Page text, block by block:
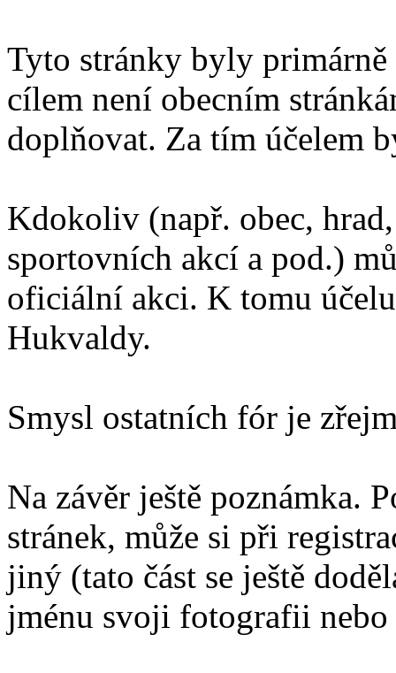
Tyto stránky byly
cílem není obecním
doplňovat. Za tím účelem
Kdokoliv (např. obec,
sportovních akcí a pod.)
oficiální akci. K tomu
Hukvaldy.
Smysl ostatních fór je
Na závěr ještě poznámka.
stránek, může si při
jiný (tato část se ještě
jménu svoji fotografii nebo